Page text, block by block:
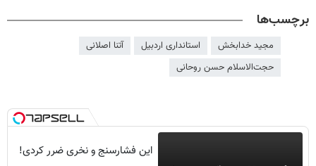
برچسب‌ها
مجید خدابخش استانداری اردبیل
آتنا اصلانی
حجت‌الاسلام حسن روحانی
این فشارسنج و نخری ضرر کردی!